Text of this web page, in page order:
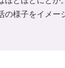
の様子をイメー